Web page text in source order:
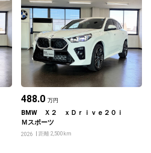
488.0 万円
BMW Ｘ２ ｘＤｒｉｖｅ２０ｉ
Ｍスポーツ
2026 距離 2,500km